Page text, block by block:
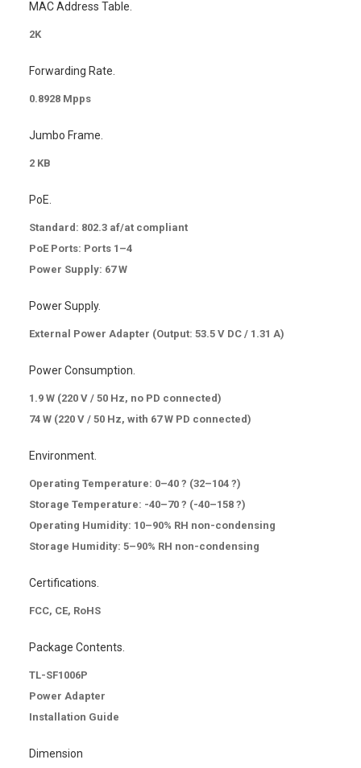
MAC Address Table.
2K
Forwarding Rate.
0.8928 Mpps
Jumbo Frame.
2 KB
PoE.
Standard: 802.3 af/at compliant
PoE Ports: Ports 1–4
Power Supply: 67 W
Power Supply.
External Power Adapter (Output: 53.5 V DC / 1.31 A)
Power Consumption.
1.9 W (220 V / 50 Hz, no PD connected)
74 W (220 V / 50 Hz, with 67 W PD connected)
Environment.
Operating Temperature: 0–40 ? (32–104 ?)
Storage Temperature: -40–70 ? (-40–158 ?)
Operating Humidity: 10–90% RH non-condensing
Storage Humidity: 5–90% RH non-condensing
Certifications.
FCC, CE, RoHS
Package Contents.
TL-SF1006P
Power Adapter
Installation Guide
Dimension